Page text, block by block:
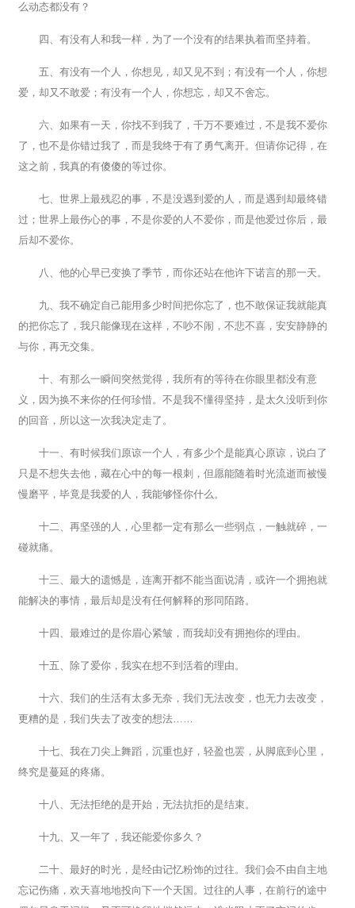
么动态都没有？
四、有没有人和我一样，为了一个没有的结果执着而坚持着。
五、有没有一个人，你想见，却又见不到；有没有一个人，你想
爱，却又不敢爱；有没有一个人，你想忘，却又不舍忘。
六、如果有一天，你找不到我了，千万不要难过，不是我不爱你
了，也不是你错过我了，而是我终于有了勇气离开。但请你记得，在
这之前，我真的有傻傻的等过你。
七、世界上最残忍的事，不是没遇到爱的人，而是遇到却最终错
过；世界上最伤心的事，不是你爱的人不爱你，而是他爱过你后，最
后却不爱你。
八、他的心早已变换了季节，而你还站在他许下诺言的那一天。
九、我不确定自己能用多少时间把你忘了，也不敢保证我就能真
的把你忘了，我只能像现在这样，不吵不闹，不悲不喜，安安静静的
与你，再无交集。
十、有那么一瞬间突然觉得，我所有的等待在你眼里都没有意
义，因为换不来你的任何珍惜。不是我不懂得坚持，是太久没听到你
的回音，所以这一次我决定走了。
十一、有时候我们原谅一个人，有多少个是能真心原谅，说白了
只是不想失去他，藏在心中的每一根刺，但愿能随着时光流逝而被慢
慢磨平，毕竟是我爱的人，我能够怪你什么。
十二、再坚强的人，心里都一定有那么一些弱点，一触就碎，一
碰就痛。
十三、最大的遗憾是，连离开都不能当面说清，或许一个拥抱就
能解决的事情，最后却是没有任何解释的形同陌路。
十四、最难过的是你眉心紧皱，而我却没有拥抱你的理由。
十五、除了爱你，我实在想不到活着的理由。
十六、我们的生活有太多无奈，我们无法改变，也无力去改变，
更糟的是，我们失去了改变的想法……
十七、我在刀尖上舞蹈，沉重也好，轻盈也罢，从脚底到心里，
终究是蔓延的疼痛。
十八、无法拒绝的是开始，无法抗拒的是结束。
十九、又一年了，我还能爱你多久？
二十、最好的时光，是经由记忆粉饰的过往。我们会不由自主地
忘记伤痛，欢天喜地地投向下一个天国。过往的人事，在前行的途中